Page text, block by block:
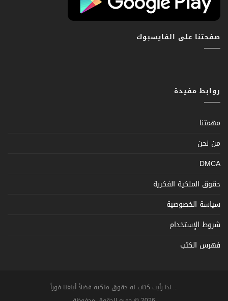
صفحتنا على الفايسبوك
روابط مفيدة
مهمتنا
من نحن
DMCA
حقوق الملكية الفكرية
سياسة الخصوصية
شروط الإستخدام
فهرس الكتب
... اذا رأيت كتاب له حقوق ملكية فضلاً أبلغنا فوراً